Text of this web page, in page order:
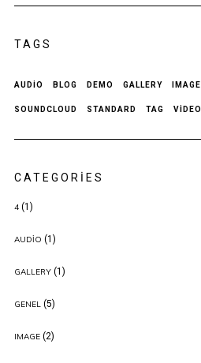
TAGS
AUDIO BLOG DEMO GALLERY IMAGE
SOUNDCLOUD STANDARD TAG VIDEO
CATEGORIES
4(1)
AUDIO (1)
GALLERY(1)
GENEL (5)
IMAGE(2)